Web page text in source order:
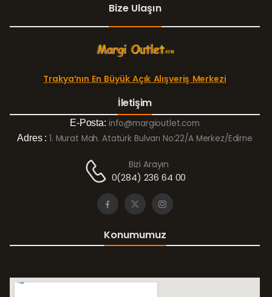
Bize Ulaşın
Trakya’nın En Büyük Açık Alışveriş Merkezi
İletişim
E-Posta: info@margioutlet.com
Adres : 1. Murat Mah. Atatürk Bulvarı No:22/A Merkez/Edirne
Bizi Arayın
0(284) 236 64 00
Konumumuz